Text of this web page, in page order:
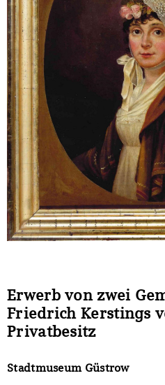
Erwerb von zwei
Friedrich Kerstings
Privatbesitz
Stadtmuseum Güstrow